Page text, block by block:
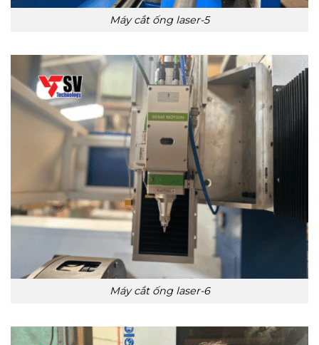
Máy cắt ống laser-5
Máy cắt ống laser-6